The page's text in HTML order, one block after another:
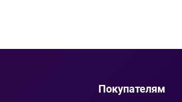
Покупателям